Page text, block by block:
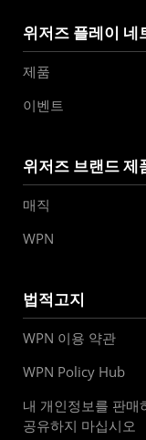
위저즈 플레이 네
제품
이벤트
위저즈 브랜드 제
매직
WPN
법적고지
WPN 이용 약관
WPN Policy Hub
내 개인정보를 판매
공유하지 마십시오